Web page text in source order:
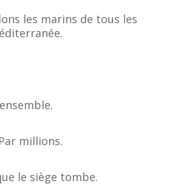
les marins de tous les
millions.
le siège tombe.